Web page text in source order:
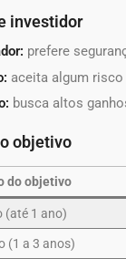
investidor
prefere
aceita algum
busca altos
objetivo
do objetivo
(até 1 ano)
(1 a 3 anos)